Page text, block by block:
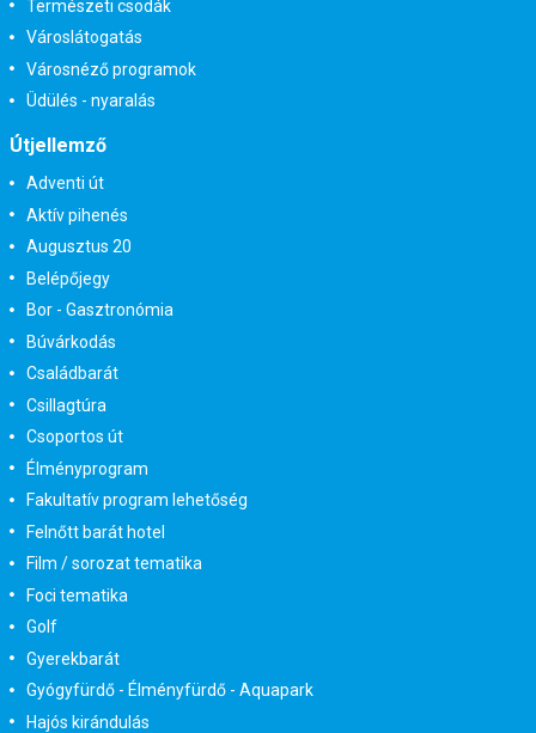
Természeti csodák
Városlátogatás
Városnéző programok
Üdülés - nyaralás
Útjellemző
Adventi út
Aktív pihenés
Augusztus 20
Belépőjegy
Bor - Gasztronómia
Búvárkodás
Családbarát
Csillagtúra
Csoportos út
Élményprogram
Fakultatív program lehetőség
Felnőtt barát hotel
Film / sorozat tematika
Foci tematika
Golf
Gyerekbarát
Gyógyfürdő - Élményfürdő - Aquapark
Hajós kirándulás